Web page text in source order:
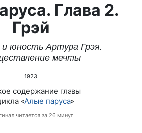
Глава 2.
Грэй
юность Артура Грэя.
мечты
1923
содержание главы
«Алые паруса»
читается за 26 минут